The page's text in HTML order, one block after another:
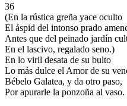
36
(En la rústica greña yace oculto
El áspid del intonso prado
Antes que del peinado jardín
En el lascivo, regalado seno.)
En lo viril desata de su bulto
Lo más dulce el Amor de su
Bébelo Galatea, y da otro paso,
Por apurarle la ponzoña al vaso.